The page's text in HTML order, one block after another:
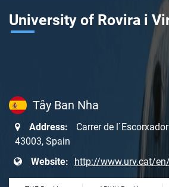
University of Rovira i
Tây Ban Nha
Address:
Carrer de
43003, Spain
Website:
http://www.urv.cat/en/